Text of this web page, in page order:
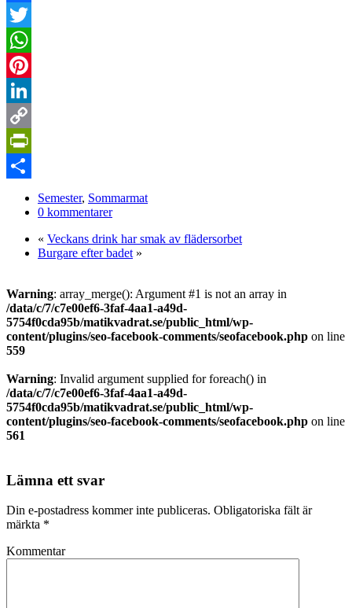
Facebook
Twitter
WhatsApp
Pinterest
LinkedIn
Copy
Link
PrintFriendly
Semester, Sommarmat
0 kommentarer
« Veckans drink har smak av flädersorbet
Burgare efter badet »
Warning: array_merge(): Argument #1 is not an array in
/data/c/7/c7e00ef6-3faf-4aa1-a49d-
5754f0cda95b/matikvadrat.se/public_html/wp-
content/plugins/seo-facebook-comments/seofacebook.php on line
559
Warning: Invalid argument supplied for foreach() in
/data/c/7/c7e00ef6-3faf-4aa1-a49d-
5754f0cda95b/matikvadrat.se/public_html/wp-
content/plugins/seo-facebook-comments/seofacebook.php on line
561
Lämna ett svar
Din e-postadress kommer inte publiceras. Obligatoriska fält är
märkta *
Kommentar